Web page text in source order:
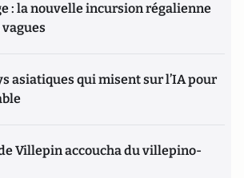
: la nouvelle incursion régalienne
asiatiques qui misent sur l’IA pour
Villepin accoucha du villepino-